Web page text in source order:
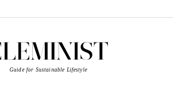
Guide for Sustainable Lifestyle